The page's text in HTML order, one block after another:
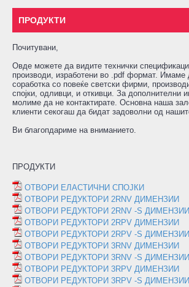
ПРОДУКТИ
Почитувани,
Овде можете да видите технички
производи, изработени во .pdf формат. Имаме
соработка со повеќе светски фирми,
спојки, одливци, и откивци. За дополнителни
молиме да не контактирате. Основна наша
клиенти секогаш да бидат задоволни од
Ви благопдариме на вниманието.
ПРОДУКТИ
ОТВОРИ ЕЛАСТИЧНИ СПОЈКИ
ОТВОРИ РЕДУКТОРИ 2RNV ДИМЕНЗИИ
ОТВОРИ РЕДУКТОРИ 2RNV -S ДИМЕНЗИИ
ОТВОРИ РЕДУКТОРИ 2RPV ДИМЕНЗИИ
ОТВОРИ РЕДУКТОРИ 2RPV -S ДИМЕНЗИИ
ОТВОРИ РЕДУКТОРИ 3RNV ДИМЕНЗИИ
ОТВОРИ РЕДУКТОРИ 3RNV -S ДИМЕНЗИИ
ОТВОРИ РЕДУКТОРИ 3RPV ДИМЕНЗИИ
ОТВОРИ РЕДУКТОРИ 3RPV -S ДИМЕНЗИИ